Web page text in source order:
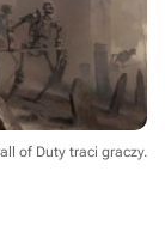
of Duty traci graczy.